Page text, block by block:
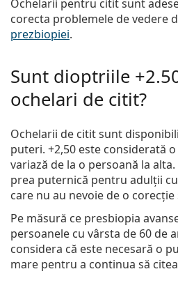
Ochelarii pentru citit sunt
corecta problemele de vedere
prezbiopiei.
Sunt dioptriile
ochelari de citit?
Ochelarii de citit sunt
puteri. +2,50 este considerată
variază de la o persoană la
prea puternică pentru adulții
care nu au nevoie de o
Pe măsură ce presbiopia
persoanele cu vârsta de 60 de
considera că este necesară o
mare pentru a continua să